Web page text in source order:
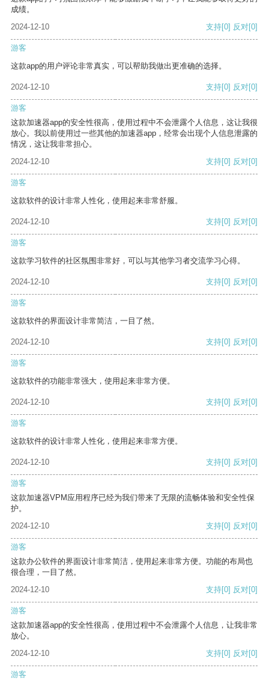
成绩。
2024-12-10
支持[0] 反对[0]
游客
这款app的用户评论非常真实，可以帮助我做出更准确的选择。
2024-12-10 支持[0] 反对[0]
游客
这款加速器app的安全性很高，使用过程中不会泄露个人信息，这让我很
放心。我以前使用过一些其他的加速器app，经常会出现个人信息泄露的
情况，这让我非常担心。
2024-12-10
支持[0] 反对[0]
游客
这款软件的设计非常人性化，使用起来非常舒服。
2024-12-10 支持[0] 反对[0]
游客
这款学习软件的社区氛围非常好，可以与其他学习者交流学习心得。
2024-12-10 支持[0] 反对[0]
游客
这款软件的界面设计非常简洁，一目了然。
2024-12-10 支持[0] 反对[0]
游客
这款软件的功能非常强大，使用起来非常方便。
2024-12-10 支持[0] 反对[0]
游客
这款软件的设计非常人性化，使用起来非常方便。
2024-12-10 支持[0] 反对[0]
游客
这款加速器VPM应用程序已经为我们带来了无限的流畅体验和安全性保
护。
2024-12-10
支持[0] 反对[0]
游客
这款办公软件的界面设计非常简洁，使用起来非常方便。功能的布局也
很合理，一目了然。
2024-12-10
支持[0] 反对[0]
游客
这款加速器app的安全性很高，使用过程中不会泄露个人信息，让我非常
放心。
2024-12-10
支持[0] 反对[0]
游客